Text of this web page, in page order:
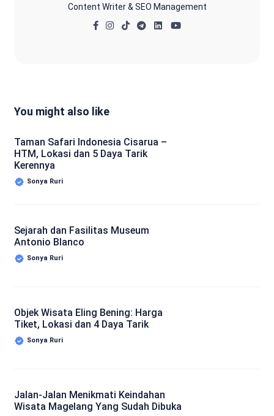
Content Writer & SEO Management
You might also like
Taman Safari Indonesia Cisarua –
HTM, Lokasi dan 5 Daya Tarik
Kerennya
Sonya Ruri
Sejarah dan Fasilitas Museum
Antonio Blanco
Sonya Ruri
Objek Wisata Eling Bening: Harga
Tiket, Lokasi dan 4 Daya Tarik
Sonya Ruri
Jalan-Jalan Menikmati Keindahan
Wisata Magelang Yang Sudah Dibuka